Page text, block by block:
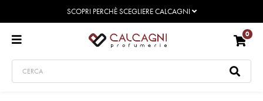
SCOPRI PERCHÈ SCEGLIERE CALCAGNI
0